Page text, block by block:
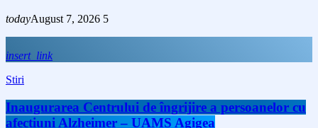
todayAugust 7, 2026 5
insert_link
Stiri
Inaugurarea Centrului de îngrijire a persoanelor cu
afecțiuni Alzheimer – UAMS Agigea